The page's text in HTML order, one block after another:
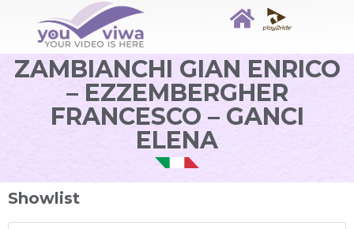
ZAMBIANCHI GIAN ENRICO
– EZZEMBERGHER
FRANCESCO – GANCI
ELENA
Showlist